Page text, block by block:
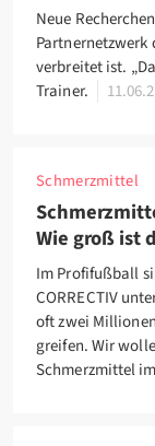
Neue
Partnernetzwerk
verbreitet ist.
Trainer.
Schmerzmittel
Wie groß ist
Im Profifußball
CORRECTIV
oft zwei
greifen. Wir
Schmerzmittel